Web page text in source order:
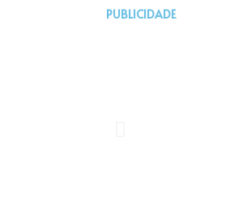
PUBLICIDADE